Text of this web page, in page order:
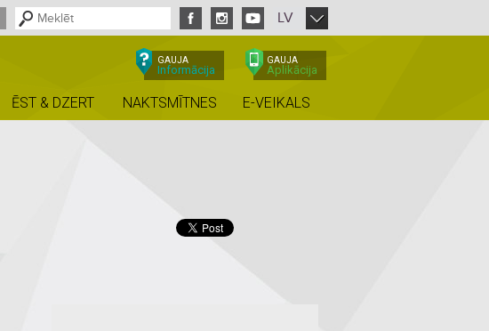
LV
GAUJA
Informācija
GAUJA
Aplikācija
ĒST & DZERT NAKTSMĪTNES E-VEIKALS